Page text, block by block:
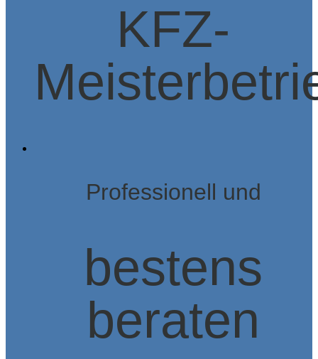
KFZ-
Professionell und
bestens
beraten